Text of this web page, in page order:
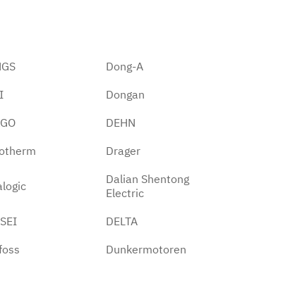
Dong-A
Dongan
DEHN
Drager
Dalian Shentong
Electric
DELTA
Dunkermotoren